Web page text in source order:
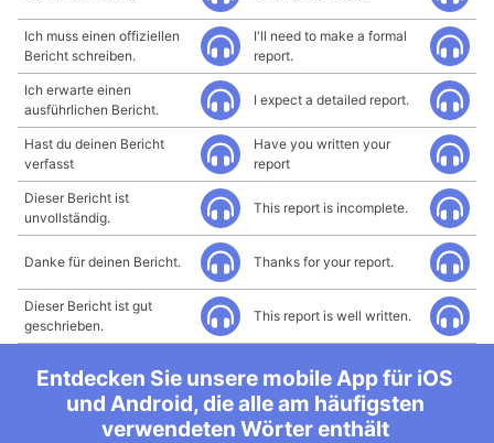
Ich muss einen offiziellen
Bericht schreiben.
I'll need to make a formal
report.
Ich erwarte einen
ausführlichen Bericht.
I expect a detailed report.
Hast du deinen Bericht
verfasst
Have you written your
report
Dieser Bericht ist
unvollständig.
This report is incomplete.
Danke für deinen Bericht. Thanks for your report.
Dieser Bericht ist gut
geschrieben.
This report is well written.
Entdecken Sie unsere mobile App für iOS
und Android, die alle am häufigsten
verwendeten Wörter enthält